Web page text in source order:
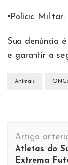
▪️Polícia Militar:
Sua denúncia
e garantir a
Animais
de
post
Artigo
Atletas do
Extrema